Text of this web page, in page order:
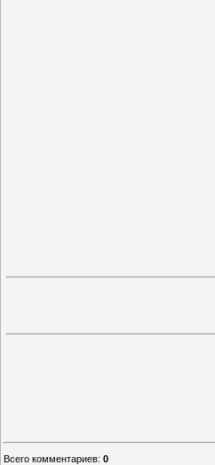
Всего комментариев: 0